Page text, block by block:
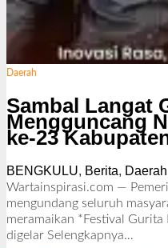
Daerah
Sambal Langat
Mengguncang
ke-23
BENGKULU, Berita, Daerah
Wartainspirasi.com —
mengundang seluruh
meramaikan *Festival
digelar Selengkapnya…